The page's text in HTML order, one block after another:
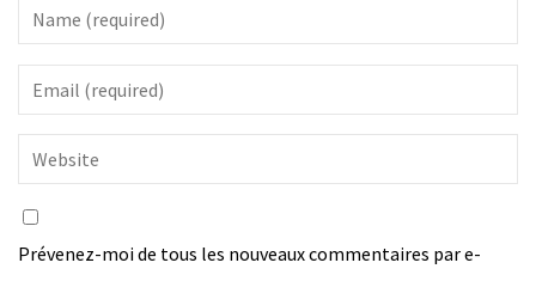
Prévenez-moi de tous les nouveaux commentaires par e-